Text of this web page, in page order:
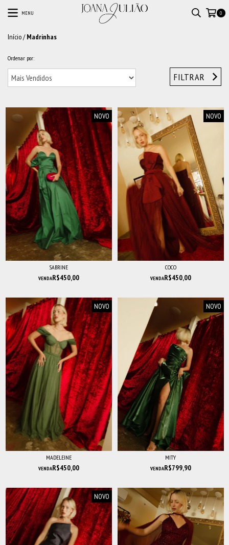
MENU 0
Início/ Madrinhas
Ordenar por:
FILTRAR
NOVO
SABRINE
VENDAR$450,00
NOVO
COCO
VENDAR$450,00
NOVO
MADELEINE
VENDAR$450,00
NOVO
MITY
VENDAR$799,90
NOVO